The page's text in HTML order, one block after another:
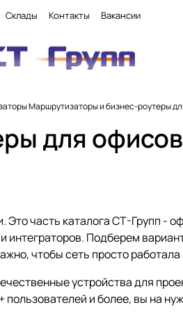
Склады Контакты Вакансии
Маршрутизаторы и бизнес-роутеры
для
часть каталога СТ-Групп -
Подберем
чтобы сеть просто
устройства для
и более, вы на